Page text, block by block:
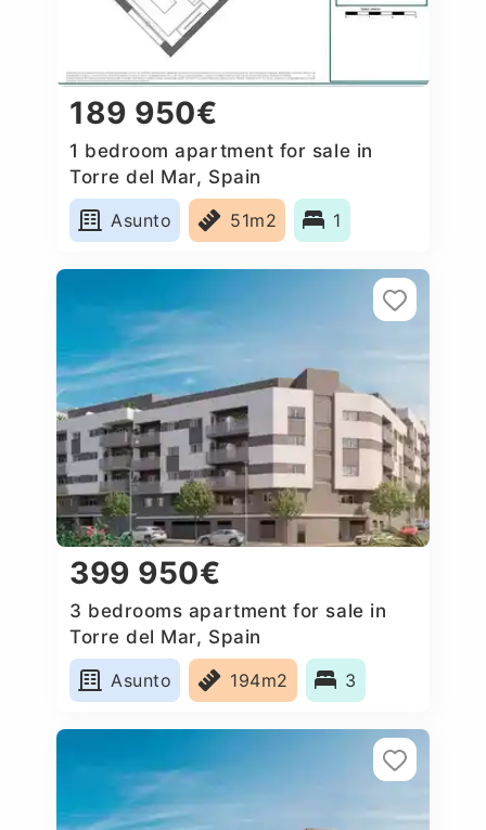
189 950€
1 bedroom apartment for sale in
Torre del Mar, Spain
Asunto
51m2 1
399 950€
3 bedrooms apartment for sale in
Torre del Mar, Spain
Asunto
194m2 3